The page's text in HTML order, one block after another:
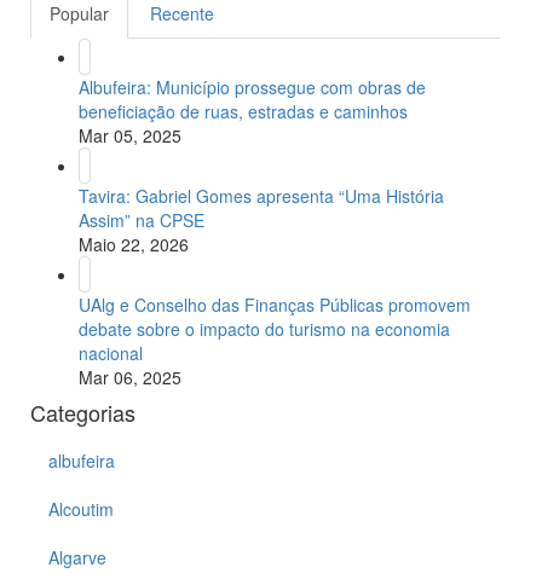
Popular Recente
Albufeira: Município prossegue com obras de
beneficiação de ruas, estradas e caminhos
Mar 05, 2025
Tavira: Gabriel Gomes apresenta “Uma História
Assim” na CPSE
Maio 22, 2026
UAlg e Conselho das Finanças Públicas promovem
debate sobre o impacto do turismo na economia
nacional
Mar 06, 2025
Categorias
albufeira
Alcoutim
Algarve